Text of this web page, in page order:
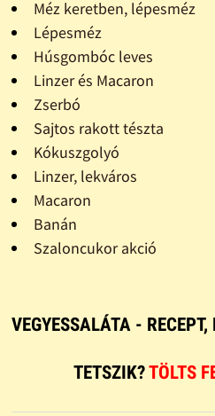
Méz keretben, lépesméz
Lépesméz
Húsgombóc leves
Linzer és Macaron
Zserbó
Sajtos rakott tészta
Kókuszgolyó
Linzer, lekváros
Macaron
Banán
Szaloncukor akció
VEGYESSALÁTA - RECEPT,
TETSZIK?TÖLTS